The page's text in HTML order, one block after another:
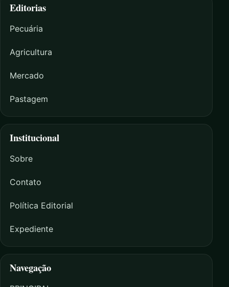
Editorias
Pecuária
Agricultura
Mercado
Pastagem
Institucional
Sobre
Contato
Política Editorial
Expediente
Navegação